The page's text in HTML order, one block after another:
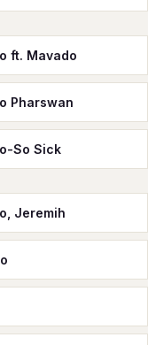
ft. Mavado
Pharswan
So Sick
Jeremih